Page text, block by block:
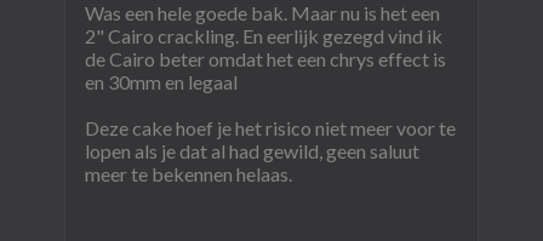
Was een hele goede bak. Maar nu is het een
2" Cairo crackling. En eerlijk gezegd vind ik
de Cairo beter omdat het een chrys effect is
en 30mm en legaal
Deze cake hoef je het risico niet meer voor te
lopen als je dat al had gewild, geen saluut
meer te bekennen helaas.